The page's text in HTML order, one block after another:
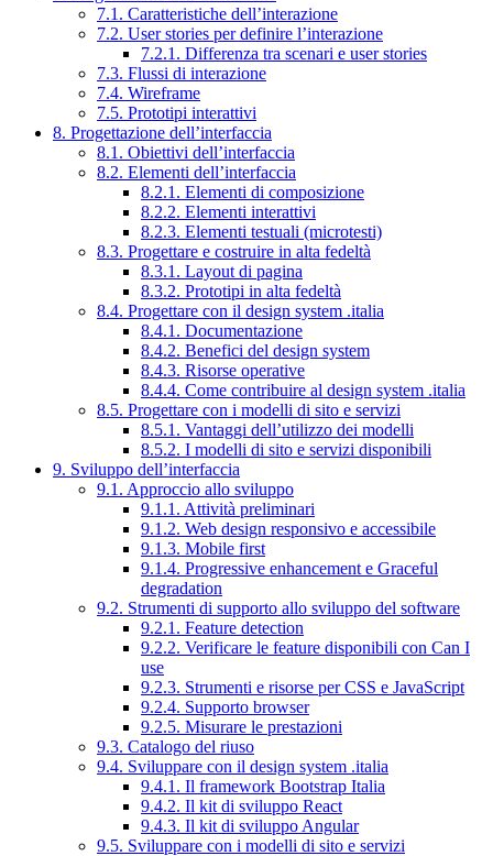
7.1. Caratteristiche dell’interazione
7.2. User stories per definire l’interazione
7.2.1. Differenza tra scenari e user stories
7.3. Flussi di interazione
7.4. Wireframe
7.5. Prototipi interattivi
8. Progettazione dell’interfaccia
8.1. Obiettivi dell’interfaccia
8.2. Elementi dell’interfaccia
8.2.1. Elementi di composizione
8.2.2. Elementi interattivi
8.2.3. Elementi testuali (microtesti)
8.3. Progettare e costruire in alta fedeltà
8.3.1. Layout di pagina
8.3.2. Prototipi in alta fedeltà
8.4. Progettare con il design system .italia
8.4.1. Documentazione
8.4.2. Benefici del design system
8.4.3. Risorse operative
8.4.4. Come contribuire al design system .italia
8.5. Progettare con i modelli di sito e servizi
8.5.1. Vantaggi dell’utilizzo dei modelli
8.5.2. I modelli di sito e servizi disponibili
9. Sviluppo dell’interfaccia
9.1. Approccio allo sviluppo
9.1.1. Attività preliminari
9.1.2. Web design responsivo e accessibile
9.1.3. Mobile first
9.1.4. Progressive enhancement e Graceful
degradation
9.2. Strumenti di supporto allo sviluppo del software
9.2.1. Feature detection
9.2.2. Verificare le feature disponibili con Can I
use
9.2.3. Strumenti e risorse per CSS e JavaScript
9.2.4. Supporto browser
9.2.5. Misurare le prestazioni
9.3. Catalogo del riuso
9.4. Sviluppare con il design system .italia
9.4.1. Il framework Bootstrap Italia
9.4.2. Il kit di sviluppo React
9.4.3. Il kit di sviluppo Angular
9.5. Sviluppare con i modelli di sito e servizi